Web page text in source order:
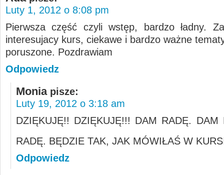
Luty 1, 2012 o 8:08 pm
Pierwsza część czyli wstęp, bardzo ładny.
interesujacy kurs, ciekawe i bardzo ważne
poruszone. Pozdrawiam
Odpowiedz
Monia pisze:
Luty 19, 2012 o 3:18 am
DZIĘKUJĘ!! DZIĘKUJĘ!!! DAM RADĘ. DAM
RADĘ. BĘDZIE TAK, JAK MÓWIŁAŚ W
Odpowiedz